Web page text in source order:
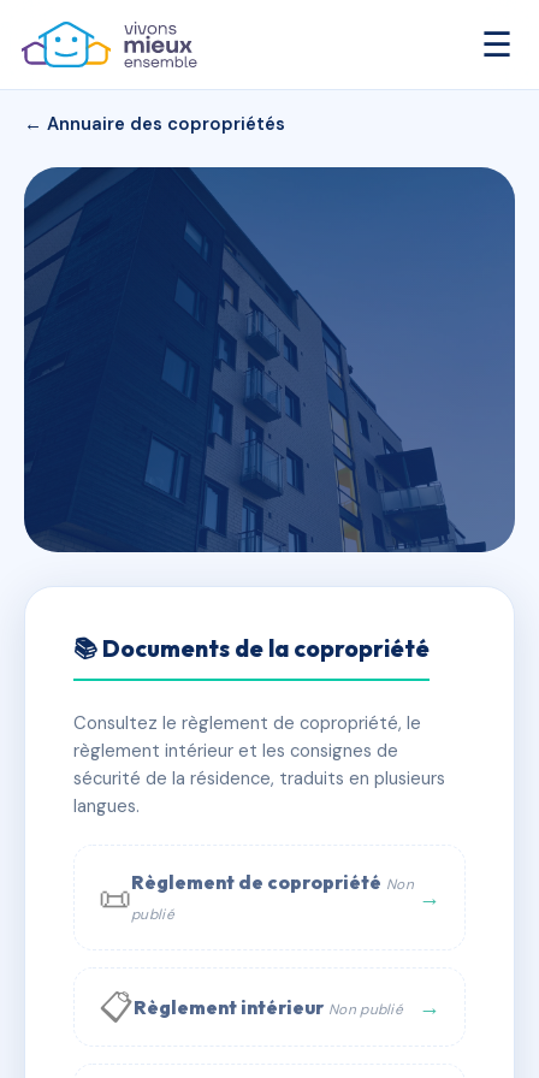
☰
← Annuaire des copropriétés
RESIDENCE MERCURE
✓ Immatriculée 🏠 140 lots 🏗 2 bâtiment(s)
📞 Contacter Syndic Digital
📚 Documents de la copropriété
Consultez le règlement de copropriété, le
règlement intérieur et les consignes de
sécurité de la résidence, traduits en plusieurs
langues.
📜Règlement de copropriété Non
publié
→
📋Règlement intérieur Non publié →